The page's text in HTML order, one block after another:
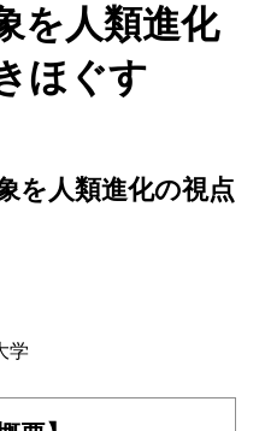
を人類進化
ほぐす
を人類進化の視点
学